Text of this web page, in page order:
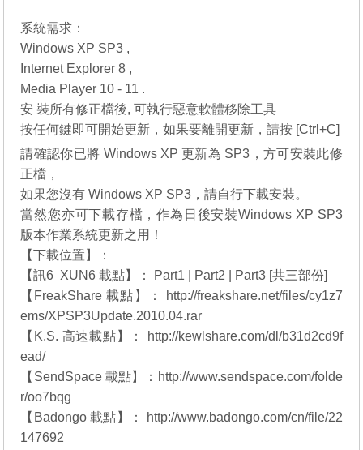
系統需求：
Windows XP SP3 ,
Internet Explorer 8 ,
Media Player 10 - 11 .
安 裝所有修正檔後, 可執行惡意軟體移除工具
按任何鍵即可開始更新，如果要離開更新，請按 [Ctrl+C]
請確認你已將 Windows XP 更新為 SP3，方可安裝此修
正檔，
如果您沒有 Windows XP SP3，請自行下載安裝。
當然您亦可下載存檔，作為日後安裝Windows XP SP3
版本作業系統更新之用！
【下載位置】：
【訊6 XUN6 載點】： Part1 | Part2 | Part3 [共三部份]
【FreakShare 載點】： http://freakshare.net/files/cy1z7
ems/XPSP3Update.2010.04.rar
【K.S. 高速載點】： http://kewlshare.com/dl/b31d2cd9f
ead/
【SendSpace 載點】：http://www.sendspace.com/folde
r/oo7bqg
【Badongo 載點】： http://www.badongo.com/cn/file/22
147692